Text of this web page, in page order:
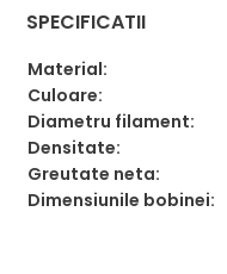
SPECIFICATII
Material:
Culoare:
Diametru filament:
Densitate:
Greutate neta:
Dimensiunile bobinei: